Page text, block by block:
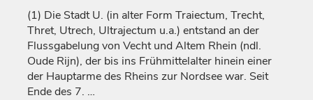
(1) Die Stadt U. (in alter Form Traiectum, Trecht,
Thret, Utrech, Ultrajectum u.a.) entstand an der
Flussgabelung von Vecht und Altem Rhein (ndl.
Oude Rijn), der bis ins Frühmittelalter hinein einer
der Hauptarme des Rheins zur Nordsee war. Seit
Ende des 7. …